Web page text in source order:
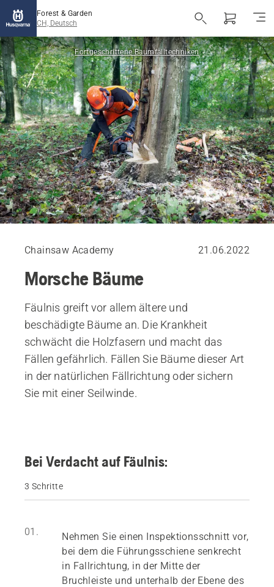
Forest & Garden
CH, Deutsch
Fortgeschrittene Baumfälltechniken
Chainsaw Academy 21.06.2022
Morsche Bäume
Fäulnis greift vor allem ältere und
beschädigte Bäume an. Die Krankheit
schwächt die Holzfasern und macht das
Fällen gefährlich. Fällen Sie Bäume dieser Art
in der natürlichen Fällrichtung oder sichern
Sie mit einer Seilwinde.
Bei Verdacht auf Fäulnis:
3 Schritte
01.
Nehmen Sie einen Inspektionsschnitt vor,
bei dem die Führungsschiene senkrecht
in Fallrichtung, in der Mitte der
Bruchleiste und unterhalb der Ebene des